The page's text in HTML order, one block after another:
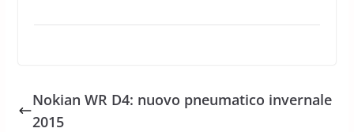
Nokian WR D4: nuovo pneumatico invernale
2015